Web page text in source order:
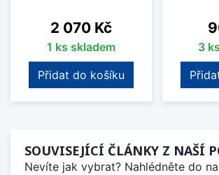
Cena
2 070 Kč
1 ks skladem
Přidat do košíku
3
SOUVISEJÍCÍ ČLÁNKY Z NAŠÍ
Nevíte jak vybrat? Nahlédněte do